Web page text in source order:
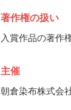
著作権の扱い
入賞作品の著作
主催
朝倉染布株式会